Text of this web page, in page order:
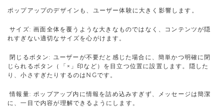
ポップアップのデザインも、ユーザー体験に大きく影響します。
サイズ: 画面全体を覆うような大きなものではなく、コンテンツが隠
れすぎない適切なサイズを心がけます。
閉じるボタン: ユーザーが不要だと感じた場合に、簡単かつ明確に閉
じられるボタン（「×」印など）を目立つ位置に設置します。隠した
り、小さすぎたりするのはNGです。
情報量: ポップアップ内に情報を詰め込みすぎず、メッセージは簡潔
に、一目で内容が理解できるようにします。